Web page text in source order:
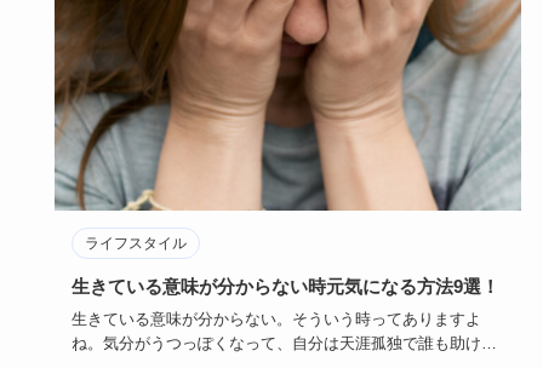
すよね。何か代用できる代わりの者はないのでしょうか？こ
の記事では、栓…
2025年2月18日